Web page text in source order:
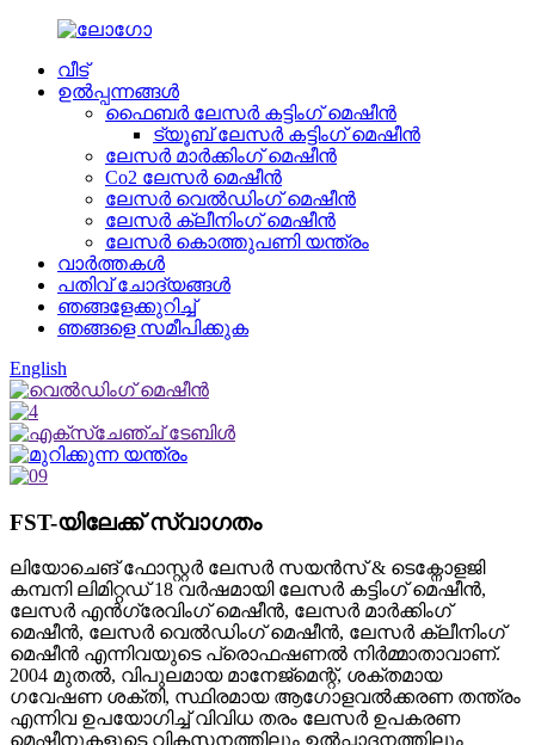
വീട്
ഉൽപ്പന്നങ്ങൾ
ഫൈബർ ലേസർ കട്ടിംഗ് മെഷീൻ
ട്യൂബ് ലേസർ കട്ടിംഗ് മെഷീൻ
ലേസർ മാർക്കിംഗ് മെഷീൻ
Co2 ലേസർ മെഷീൻ
ലേസർ വെൽഡിംഗ് മെഷീൻ
ലേസർ ക്ലീനിംഗ് മെഷീൻ
ലേസർ കൊത്തുപണി യന്ത്രം
വാർത്തകൾ
പതിവ് ചോദ്യങ്ങൾ
ഞങ്ങളേക്കുറിച്ച്
ഞങ്ങളെ സമീപിക്കുക
English
FST-യിലേക്ക് സ്വാഗതം
ലിയോചെങ് ഫോസ്റ്റർ ലേസർ സയൻസ് & ടെക്നോളജി
കമ്പനി ലിമിറ്റഡ് 18 വർഷമായി ലേസർ കട്ടിംഗ് മെഷീൻ,
ലേസർ എൻഗ്രേവിംഗ് മെഷീൻ, ലേസർ മാർക്കിംഗ്
മെഷീൻ, ലേസർ വെൽഡിംഗ് മെഷീൻ, ലേസർ ക്ലീനിംഗ്
മെഷീൻ എന്നിവയുടെ പ്രൊഫഷണൽ നിർമ്മാതാവാണ്.
2004 മുതൽ, വിപുലമായ മാനേജ്മെന്റ്, ശക്തമായ
ഗവേഷണ ശക്തി, സ്ഥിരമായ ആഗോളവൽക്കരണ തന്ത്രം
എന്നിവ ഉപയോഗിച്ച് വിവിധ തരം ലേസർ ഉപകരണ
മെഷീനുകളുടെ വികസനത്തിലും ഉൽപ്പാദനത്തിലും